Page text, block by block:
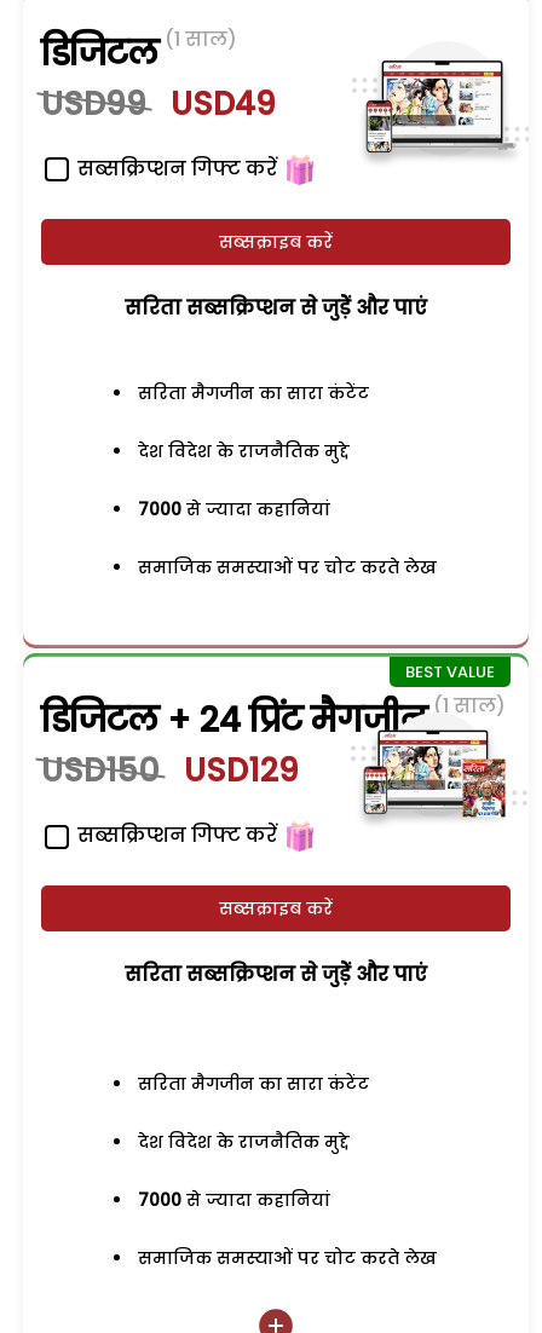
डिजिटल (1 साल)
USD99 USD49
सब्सक्रिप्शन गिफ्ट करें
सब्सक्राइब करें
सरिता सब्सक्रिप्शन से जुड़ेें और पाएं
सरिता मैगजीन का सारा कंटेंट
देश विदेश के राजनैतिक मुद्दे
7000 से ज्यादा कहानियां
समाजिक समस्याओं पर चोट करते लेख
डिजिटल + 24 प्रिंट मैगजीन (1 साल)
USD150 USD129
सब्सक्रिप्शन गिफ्ट करें
सब्सक्राइब करें
सरिता सब्सक्रिप्शन से जुड़ेें और पाएं
सरिता मैगजीन का सारा कंटेंट
देश विदेश के राजनैतिक मुद्दे
7000 से ज्यादा कहानियां
समाजिक समस्याओं पर चोट करते लेख